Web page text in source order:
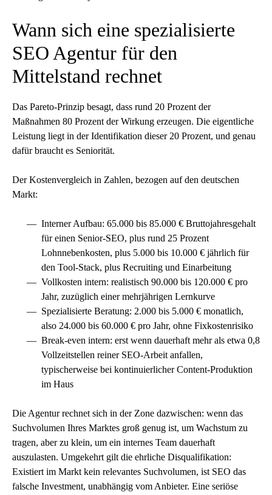
Wann sich eine spezialisierte
SEO Agentur für den
Mittelstand rechnet
Das Pareto-Prinzip besagt, dass rund 20 Prozent der
Maßnahmen 80 Prozent der Wirkung erzeugen. Die eigentliche
Leistung liegt in der Identifikation dieser 20 Prozent, und genau
dafür braucht es Seniorität.
Der Kostenvergleich in Zahlen, bezogen auf den deutschen
Markt:
Interner Aufbau: 65.000 bis 85.000 € Bruttojahresgehalt
für einen Senior-SEO, plus rund 25 Prozent
Lohnnebenkosten, plus 5.000 bis 10.000 € jährlich für
den Tool-Stack, plus Recruiting und Einarbeitung
Vollkosten intern: realistisch 90.000 bis 120.000 € pro
Jahr, zuzüglich einer mehrjährigen Lernkurve
Spezialisierte Beratung: 2.000 bis 5.000 € monatlich,
also 24.000 bis 60.000 € pro Jahr, ohne Fixkostenrisiko
Break-even intern: erst wenn dauerhaft mehr als etwa 0,8
Vollzeitstellen reiner SEO-Arbeit anfallen,
typischerweise bei kontinuierlicher Content-Produktion
im Haus
Die Agentur rechnet sich in der Zone dazwischen: wenn das
Suchvolumen Ihres Marktes groß genug ist, um Wachstum zu
tragen, aber zu klein, um ein internes Team dauerhaft
auszulasten. Umgekehrt gilt die ehrliche Disqualifikation:
Existiert im Markt kein relevantes Suchvolumen, ist SEO das
falsche Investment, unabhängig vom Anbieter. Eine seriöse